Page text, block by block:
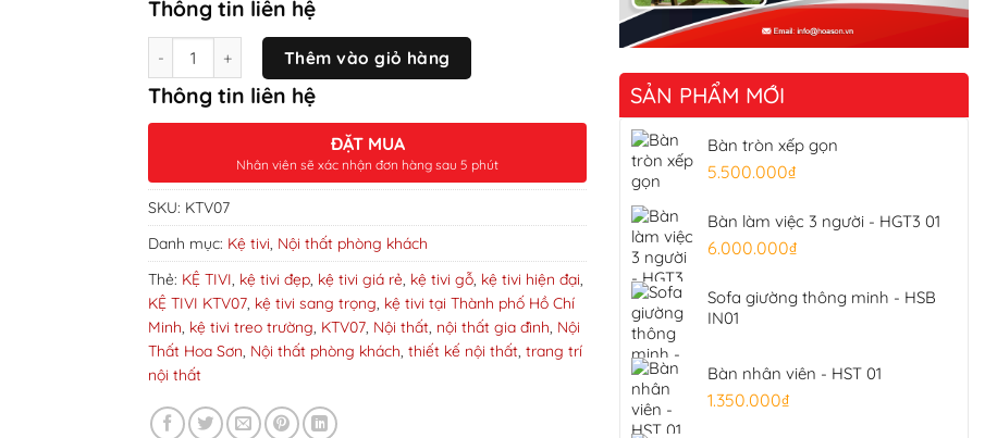
Thông tin liên hệ
Thêm vào giỏ hàng
Thông tin liên hệ
ĐẶT MUA
Nhân viên sẽ xác nhận đơn hàng sau 5 phút
SKU: KTV07
Danh mục: Kệ tivi, Nội thất phòng khách
Thẻ: KỆ TIVI, kệ tivi đẹp, kệ tivi giá rẻ, kệ tivi gỗ, kệ tivi hiện đại,
KỆ TIVI KTV07, kệ tivi sang trọng, kệ tivi tại Thành phố Hồ Chí
Minh, kệ tivi treo trường, KTV07, Nội thất, nội thất gia đình, Nội
Thất Hoa Sơn, Nội thất phòng khách, thiết kế nội thất, trang trí
nội thất
SẢN PHẨM MỚI
Bàn tròn xếp gọn
5.500.000₫
Bàn làm việc 3 người - HGT3 01
6.000.000₫
Sofa giường thông minh - HSB
IN01
Bàn nhân viên - HST 01
1.350.000₫